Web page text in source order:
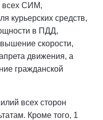
всех СИМ,
курьерских средств,
в ПДД,
скорости,
движения, а
гражданской
всех сторон
Кроме того, 1